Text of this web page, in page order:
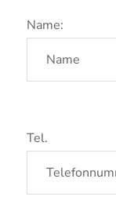
Name:
Tel.